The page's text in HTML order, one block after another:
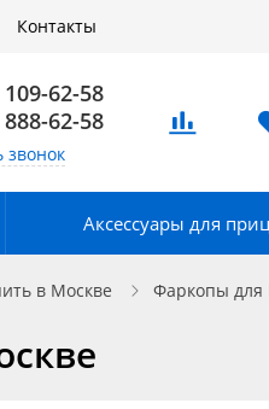
Контакты
62-58
62-58
звонок
Аксессуары для
в Москве
Фаркопы для